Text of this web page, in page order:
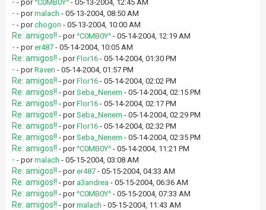
- por^C0MB0Y^ - 05-13-2004, 12:45 AM
- - pormalach - 05-13-2004, 08:50 AM
- - porchogon - 05-13-2004, 10:00 AM
Re: amigos!! - por^C0MB0Y^ - 05-14-2004, 12:19 AM
- - porer487 - 05-14-2004, 10:05 AM
Re: amigos!! - porFlor16 - 05-14-2004, 01:30 PM
- - porRaven - 05-14-2004, 01:57 PM
Re: amigos!! - porFlor16 - 05-14-2004, 02:02 PM
Re: amigos!! - porSeba_Nenem - 05-14-2004, 02:15 PM
Re: amigos!! - porFlor16 - 05-14-2004, 02:17 PM
Re: amigos!! - porSeba_Nenem - 05-14-2004, 02:29 PM
Re: amigos!! - porFlor16 - 05-14-2004, 02:32 PM
Re: amigos!! - porSeba_Nenem - 05-14-2004, 02:35 PM
Re: amigos!! - por^C0MB0Y^ - 05-14-2004, 11:21 PM
- - pormalach - 05-15-2004, 03:08 AM
Re: amigos!! - porer487 - 05-15-2004, 04:33 AM
Re: amigos!! - por a3andrea - 05-15-2004, 06:36 AM
Re: amigos!! - por^C0MB0Y^ - 05-15-2004, 07:33 AM
Re: amigos!! - pormalach - 05-15-2004, 11:43 AM